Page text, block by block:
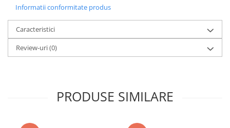
Informatii conformitate produs
Caracteristici
Review-uri(0)
PRODUSE SIMILARE